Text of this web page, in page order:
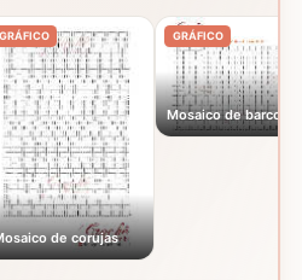
GRÁFICO
de corujas
GRÁFICO
Mosaico de barcos